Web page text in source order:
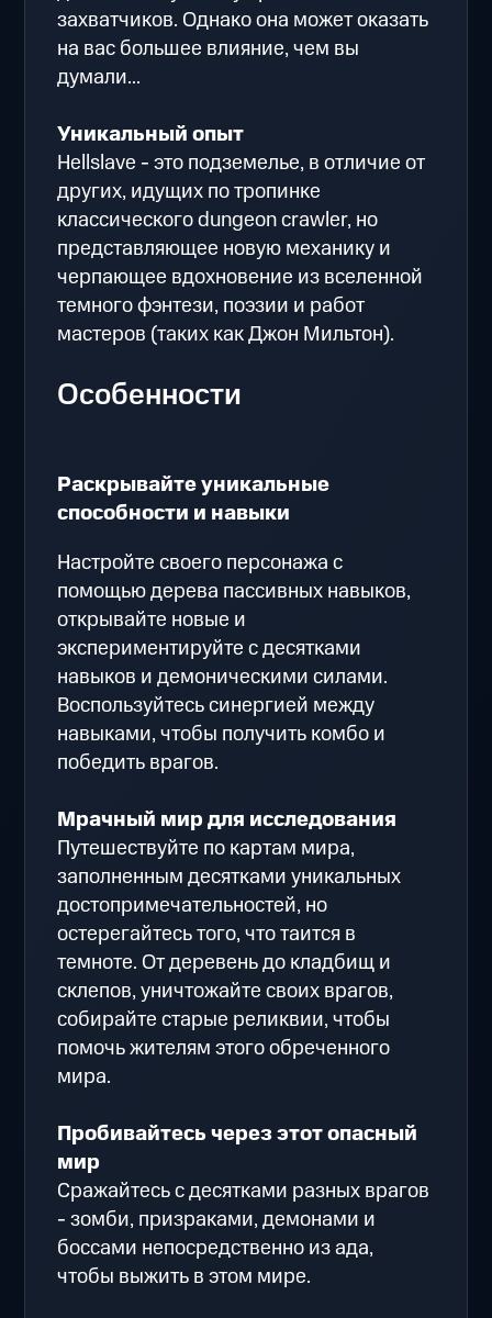
захватчиков. Однако она может оказать
на вас большее влияние, чем вы
думали...
Уникальный опыт
Hellslave - это подземелье, в отличие от
других, идущих по тропинке
классического dungeon crawler, но
представляющее новую механику и
черпающее вдохновение из вселенной
темного фэнтези, поэзии и работ
мастеров (таких как Джон Мильтон).
Особенности
Раскрывайте уникальные
способности и навыки
Настройте своего персонажа с
помощью дерева пассивных навыков,
открывайте новые и
экспериментируйте с десятками
навыков и демоническими силами.
Воспользуйтесь синергией между
навыками, чтобы получить комбо и
победить врагов.
Мрачный мир для исследования
Путешествуйте по картам мира,
заполненным десятками уникальных
достопримечательностей, но
остерегайтесь того, что таится в
темноте. От деревень до кладбищ и
склепов, уничтожайте своих врагов,
собирайте старые реликвии, чтобы
помочь жителям этого обреченного
мира.
Пробивайтесь через этот опасный
мир
Сражайтесь с десятками разных врагов
- зомби, призраками, демонами и
боссами непосредственно из ада,
чтобы выжить в этом мире.